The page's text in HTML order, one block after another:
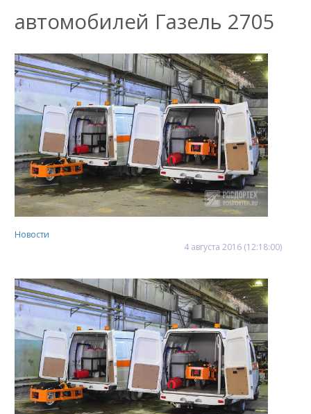
автомобилей Газель 2705
Новости
4 августа 2016 (12:18:00)